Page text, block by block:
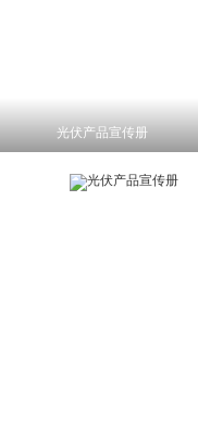
光伏产品宣传册